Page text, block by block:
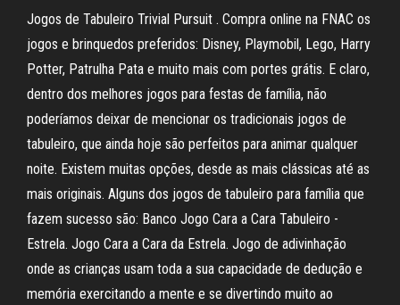
Jogos de Tabuleiro Trivial Pursuit . Compra online na FNAC os
jogos e brinquedos preferidos: Disney, Playmobil, Lego, Harry
Potter, Patrulha Pata e muito mais com portes grátis. E claro,
dentro dos melhores jogos para festas de família, não
poderíamos deixar de mencionar os tradicionais jogos de
tabuleiro, que ainda hoje são perfeitos para animar qualquer
noite. Existem muitas opções, desde as mais clássicas até as
mais originais. Alguns dos jogos de tabuleiro para família que
fazem sucesso são: Banco Jogo Cara a Cara Tabuleiro -
Estrela. Jogo Cara a Cara da Estrela. Jogo de adivinhação
onde as crianças usam toda a sua capacidade de dedução e
memória exercitando a mente e se divertindo muito ao